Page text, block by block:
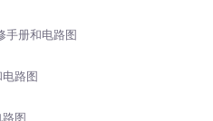
手册和电路图
路图
图